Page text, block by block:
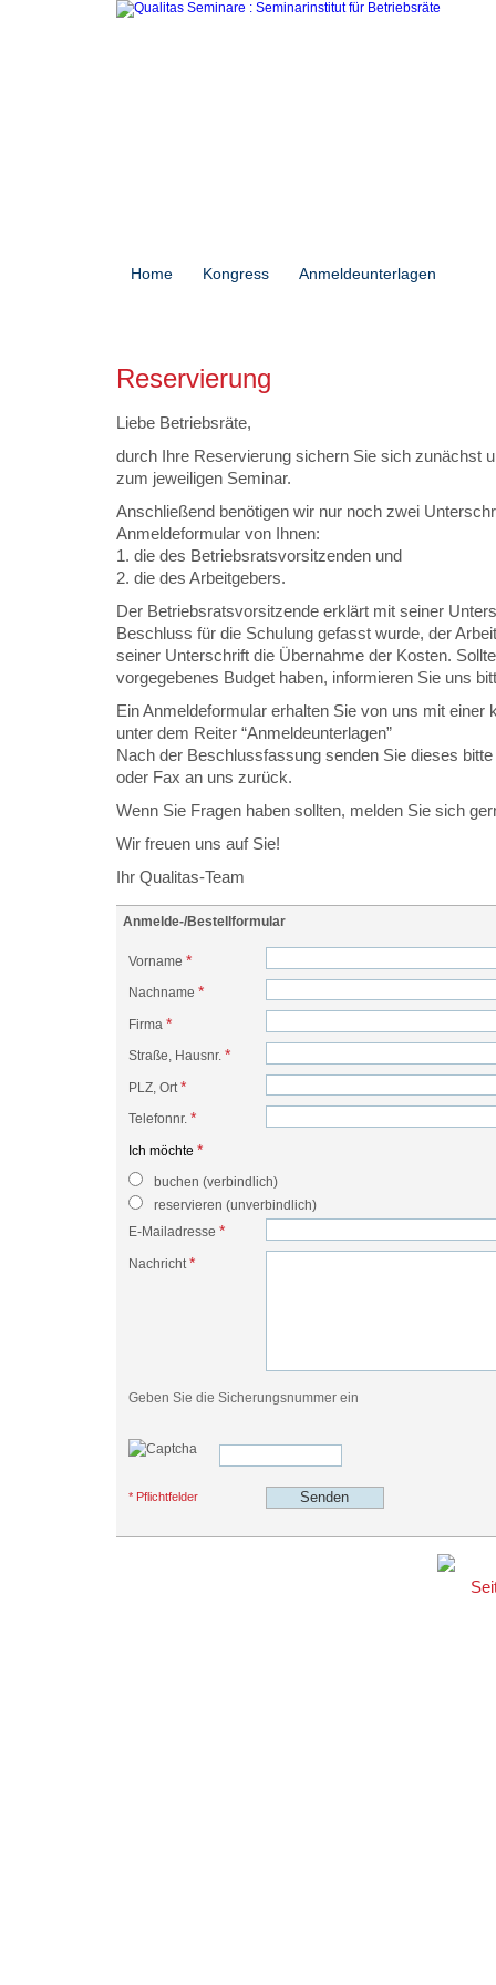
Home Kongress Anmeldeunterlagen
Reservierung
Liebe Betriebsräte,
durch Ihre Reservierung sichern Sie sich zunächst
zum jeweiligen Seminar.
Anschließend benötigen wir nur noch zwei
Anmeldeformular von Ihnen:
1. die des Betriebsratsvorsitzenden und
2. die des Arbeitgebers.
Der Betriebsratsvorsitzende erklärt mit seiner
Beschluss für die Schulung gefasst wurde, der
seiner Unterschrift die Übernahme der Kosten.
vorgegebenes Budget haben, informieren Sie uns
Ein Anmeldeformular erhalten Sie von uns mit einer
unter dem Reiter “Anmeldeunterlagen”
Nach der Beschlussfassung senden Sie dieses
oder Fax an uns zurück.
Wenn Sie Fragen haben sollten, melden Sie sich
Wir freuen uns auf Sie!
Ihr Qualitas-Team
Anmelde-/Bestellformular
Vorname *
Nachname *
Firma *
Straße, Hausnr. *
PLZ, Ort *
Telefonnr. *
Ich möchte *
buchen (verbindlich)
reservieren (unverbindlich)
E-Mailadresse *
Nachricht *
Geben Sie die Sicherungsnummer ein
* Pflichtfelder